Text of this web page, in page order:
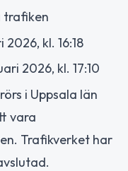
trafiken
kl. 16:18
2026, kl. 17:10
i Uppsala län
vara
Trafikverket har